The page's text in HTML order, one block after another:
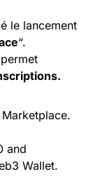
le lancement
“.
and
Wallet.